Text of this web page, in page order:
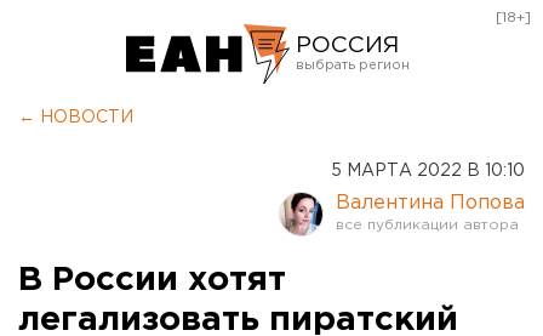
РОССИЯ
Курган
Оренбург
[18+]
← НОВОСТИ
5 МАРТА 2022 В 10:10
Валентина Попова
В России хотят
легализовать пиратский